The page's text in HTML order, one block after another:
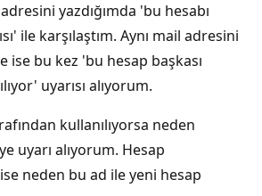
yazdığımda 'bu hesabı
ile karşılaştım. Aynı mail adresini
ise bu kez 'bu hesap başkası
uyarısı alıyorum.
kullanılıyorsa neden
uyarı alıyorum. Hesap
neden bu ad ile yeni hesap